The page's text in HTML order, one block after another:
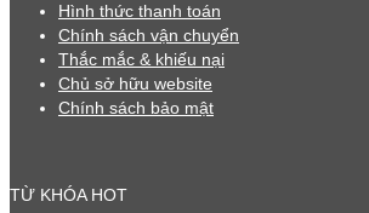
Hình thức thanh toán
Chính sách vận chuyển
Thắc mắc & khiếu nại
Chủ sở hữu website
Chính sách bảo mật
TỪ KHÓA HOT